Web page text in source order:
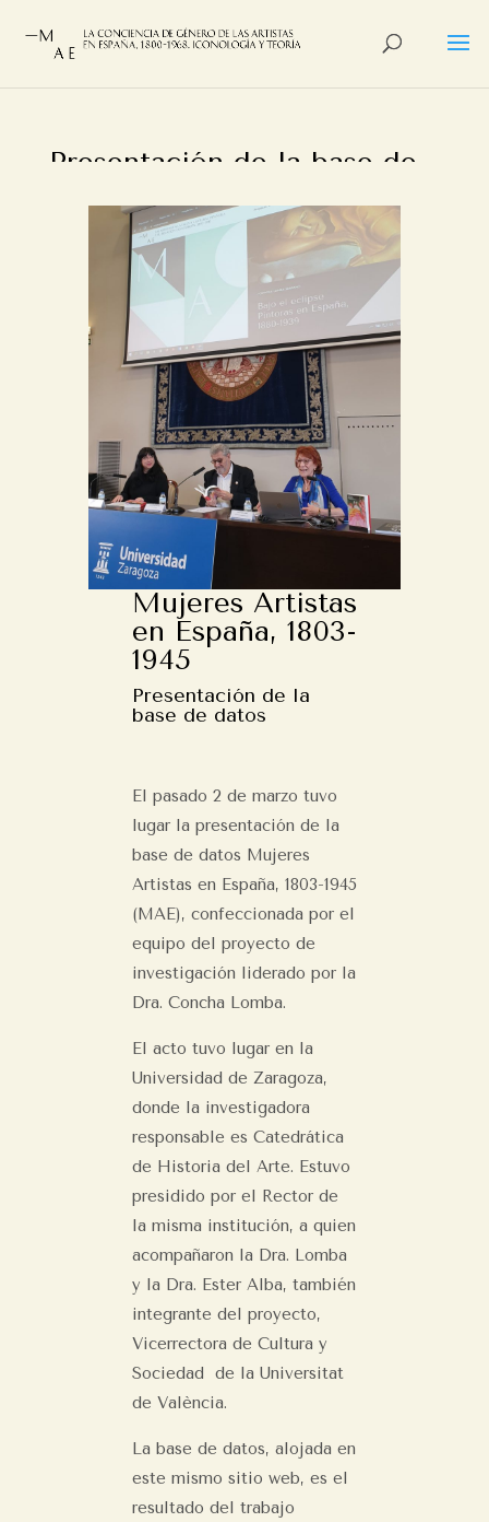
Presentación de la base de
Alberto Castan
Mujeres Artistas
en España, 1803-
1945
Presentación de la
base de datos
El pasado 2 de marzo tuvo
lugar la presentación de la
base de datos Mujeres
Artistas en España, 1803-1945
(MAE), confeccionada por el
equipo del proyecto de
investigación liderado por la
Dra. Concha Lomba.
El acto tuvo lugar en la
Universidad de Zaragoza,
donde la investigadora
responsable es Catedrática
de Historia del Arte. Estuvo
presidido por el Rector de
la misma institución, a quien
acompañaron la Dra. Lomba
y la Dra. Ester Alba, también
integrante del proyecto,
Vicerrectora de Cultura y
Sociedad de la Universitat
de València.
La base de datos, alojada en
este mismo sitio web, es el
resultado del trabajo